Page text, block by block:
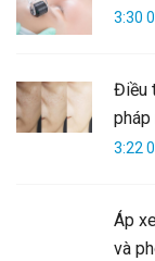
3:30
Điều
pháp
3:22
Áp
và